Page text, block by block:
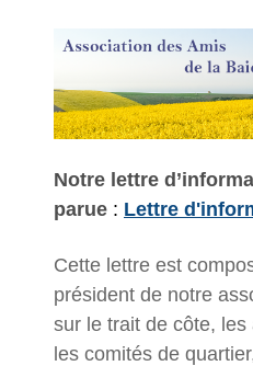
Notre lettre
parue : Lettre
Cette lettre est
président de notre
sur le trait de côte,
les comités de